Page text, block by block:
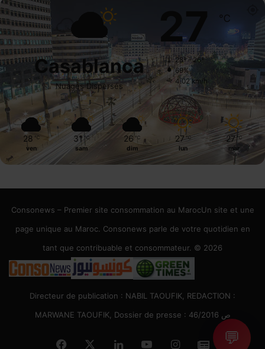
Casablanca
Nuages Dispersés
27 ℃
28º - 26º
69%
4.02 km/h
28 ℃
ven
31 ℃
sam
26 ℃
dim
27 ℃
lun
27 ℃
mar
Consonews – Premier site consommation au MarocUn site et une
page unique au Maroc. Consonews parle de votre quotidien en
tant que contribuable et consommateur. © 2026
Directeur de publication : NABIL TAOUFIK, REDACTION :
MARWANE TAOUFIK, Dossier de presse : 46/2016 ص
Facebook LinkedinYouTubeInstagram
Google
💬